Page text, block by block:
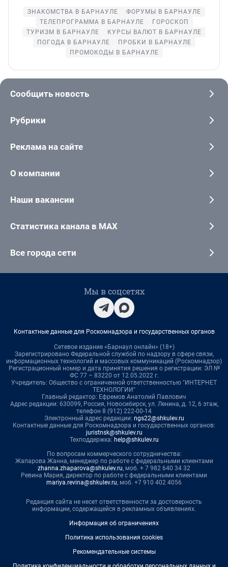
ЗНАКОМСТВА В БАРНАУЛЕ
ФОРУМЫ В БАРНАУЛЕ
ТЕЛЕПРОГРАММА В БАРНАУЛЕ
ГОРОСКОП
ТУРИЗМ В БАРНАУЛЕ
КУРСЫ ВАЛЮТ В БАРНАУЛЕ
ПОГОДА В БАРНАУЛЕ
ПРОБКИ В БАРНАУЛЕ
ПРОМОКОДЫ В БАРНАУЛЕ
Сообщить новость
Рубрики
Реклама на сайте
О компании
Наши вакансии
Статистика канала в MAX
Все города сети
Мы в соцсетях
Контактные данные для Роскомнадзора и государственных органов
Сетевое издание «Барнаул онлайн» (18+)
Зарегистрировано Федеральной службой по надзору в сфере связи,
информационных технологий и массовых коммуникаций (Роскомнадзор)
Регистрационный номер и дата принятия решения о регистрации: ЭЛ №
ФС 77 – 83220 от 12.05.2022 г.
Учредитель: Общество с ограниченной ответственностью "ИНТЕРНЕТ
ТЕХНОЛОГИИ"
Главный редактор: Ефремов Анатолий Павлович
Адрес редакции: 630099, Россия, Новосибирск, ул. Ленина, д. 12, 6 этаж,
телефон 8 (912) 222-00-14
Электронный адрес редакции: ngs22@shkulev.ru
Контактные данные для Роскомнадзора и государственных органов:
juristnsk@shkulev.ru
Техподдержка: help@shkulev.ru
По вопросам коммерческого сотрудничества:
Жапарова Жанна, менеджер по работе с федеральными клиентами
zhanna.zhaparova@shkulev.ru, моб. + 7 982 640 34 32
Ревина Мария, директор по работе с федеральными клиентами
mariya.revina@shkulev.ru, моб. +7 910 402 4056
Редакция сайта не несет ответственности за достоверность
информации, содержащейся в рекламных объявлениях.
Информация об ограничениях
Политика использования cookies
Рекомендательные системы